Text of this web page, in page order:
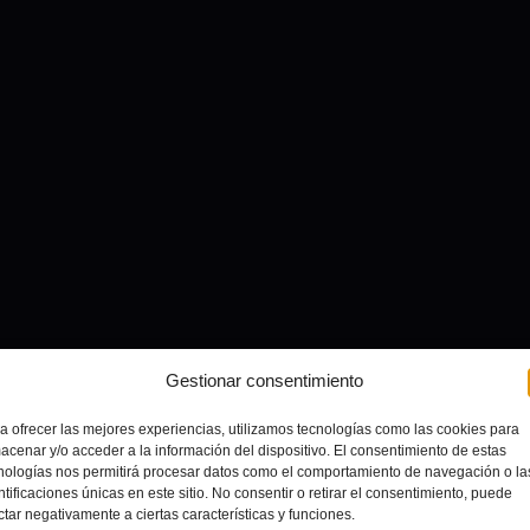
Gestionar consentimiento
ofrecer las mejores experiencias, utilizamos tecnologías como las cookies para
y/o acceder a la información del dispositivo. El consentimiento de estas
nos permitirá procesar datos como el comportamiento de navegación o
únicas en este sitio. No consentir o retirar el consentimiento, puede
negativamente a ciertas características y funciones.